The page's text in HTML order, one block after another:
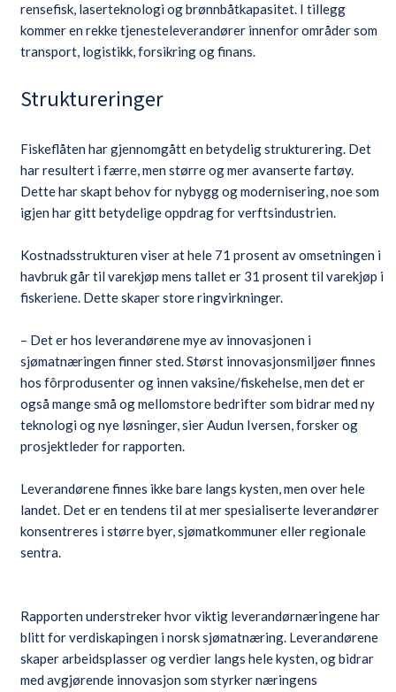
rensefisk, laserteknologi og brønnbåtkapasitet. I tillegg
kommer en rekke tjenesteleverandører innenfor områder som
transport, logistikk, forsikring og finans.
Struktureringer
Fiskeflåten har gjennomgått en betydelig strukturering. Det
har resultert i færre, men større og mer avanserte fartøy.
Dette har skapt behov for nybygg og modernisering, noe som
igjen har gitt betydelige oppdrag for verftsindustrien.
Kostnadsstrukturen viser at hele 71 prosent av omsetningen i
havbruk går til varekjøp mens tallet er 31 prosent til varekjøp i
fiskeriene. Dette skaper store ringvirkninger.
– Det er hos leverandørene mye av innovasjonen i
sjømatnæringen finner sted. Størst innovasjonsmiljøer finnes
hos fôrprodusenter og innen vaksine/fiskehelse, men det er
også mange små og mellomstore bedrifter som bidrar med ny
teknologi og nye løsninger, sier Audun Iversen, forsker og
prosjektleder for rapporten.
Leverandørene finnes ikke bare langs kysten, men over hele
landet. Det er en tendens til at mer spesialiserte leverandører
konsentreres i større byer, sjømatkommuner eller regionale
sentra.
Rapporten understreker hvor viktig leverandørnæringene har
blitt for verdiskapingen i norsk sjømatnæring. Leverandørene
skaper arbeidsplasser og verdier langs hele kysten, og bidrar
med avgjørende innovasjon som styrker næringens